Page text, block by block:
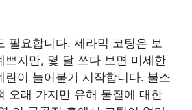
필요합니다. 세라믹 코팅은 보
쁘지만, 몇 달 쓰다 보면 미세한
란이 눌어붙기 시작합니다. 불소
오래 가지만 유해 물질에 대한